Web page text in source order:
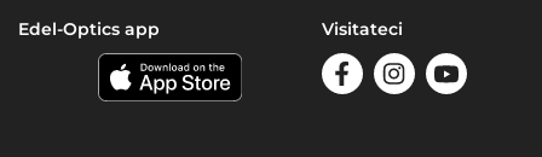
Edel-Optics app Visitateci